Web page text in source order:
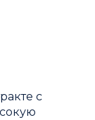
с